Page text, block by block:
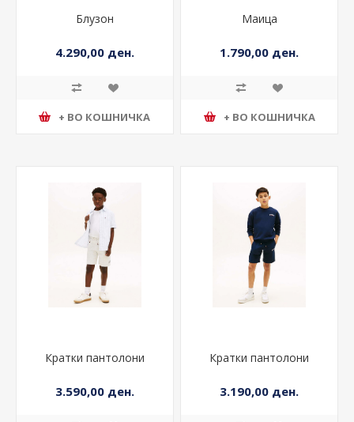
Блузон
4.290,00 ден.
+ ВО КОШНИЧКА
Маица
1.790,00 ден.
+ ВО КОШНИЧКА
Кратки пантолони
3.590,00 ден.
Кратки пантолони
3.190,00 ден.